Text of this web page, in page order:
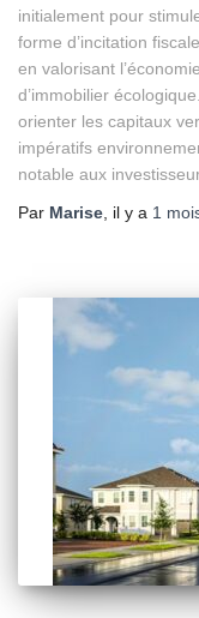
initialement pour
forme d’incitation
en valorisant
d’immobilier
orienter les capitaux
impératifs
notable aux
Par Marise , il y a 1